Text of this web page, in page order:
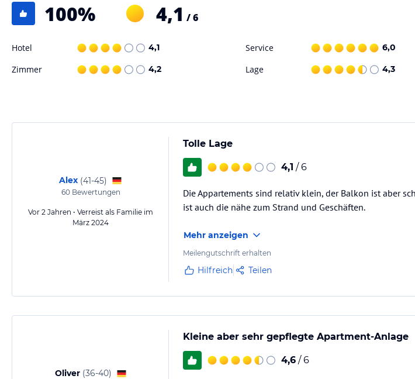
100% 4,1 / 6
Hotel 4,1 Service 6,0
Zimmer 4,2 Lage 4,3
Alex (41-45)
60Bewertungen
Vor 2 Jahren • Verreist als Familie im
März 2024
Tolle Lage
4,1 / 6
Die Appartements sind relativ klein, der Balkon ist aber
ist auch die nähe zum Strand und Geschäften.
Mehr anzeigen
Meilengutschrift erhalten
Hilfreich Teilen
Oliver (36-40)
Kleine aber sehr gepflegte Apartment-Anlage
4,6 / 6